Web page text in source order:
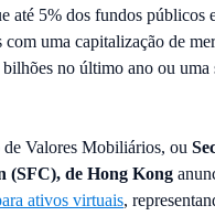
até 5% dos fundos públicos
uma capitalização de
no último ano ou uma
de Valores Mobiliários, ou
(SFC), de Hong Kong
ativos virtuais,